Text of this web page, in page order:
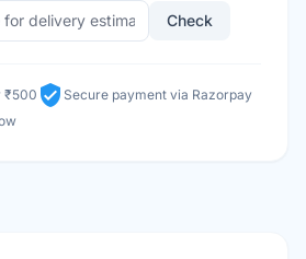
Check
₹500 verified_user Secure payment via Razorpay